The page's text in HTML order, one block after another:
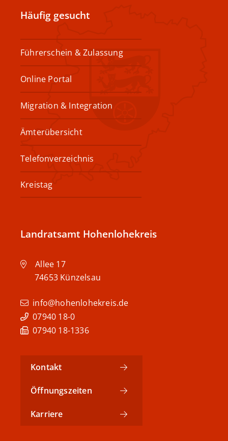
Häufig gesucht
Führerschein & Zulassung
Online Portal
Migration & Integration
Ämterübersicht
Telefonverzeichnis
Kreistag
Landratsamt Hohenlohekreis
Allee 17
74653 Künzelsau
info@hohenlohekreis.de
07940 18-0
07940 18-1336
Kontakt
Öffnungszeiten
Karriere